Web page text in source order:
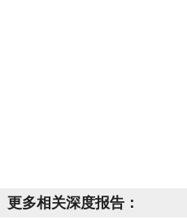
更多相关深度报告：